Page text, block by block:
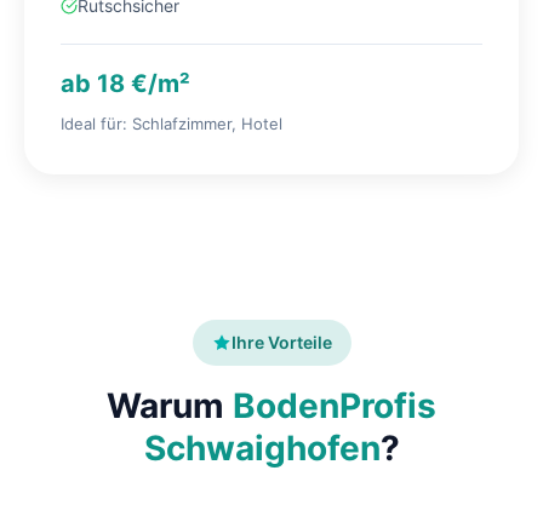
Rutschsicher
ab 18 €/m²
Ideal für: Schlafzimmer, Hotel
Ihre Vorteile
Warum BodenProfis
Schwaighofen?